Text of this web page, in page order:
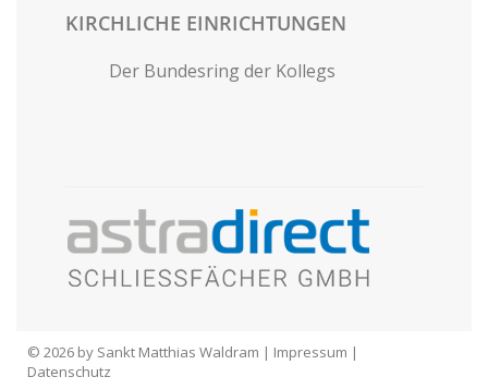
KIRCHLICHE EINRICHTUNGEN
Der Bundesring der Kollegs
© 2026 by Sankt Matthias Waldram | Impressum |
Datenschutz